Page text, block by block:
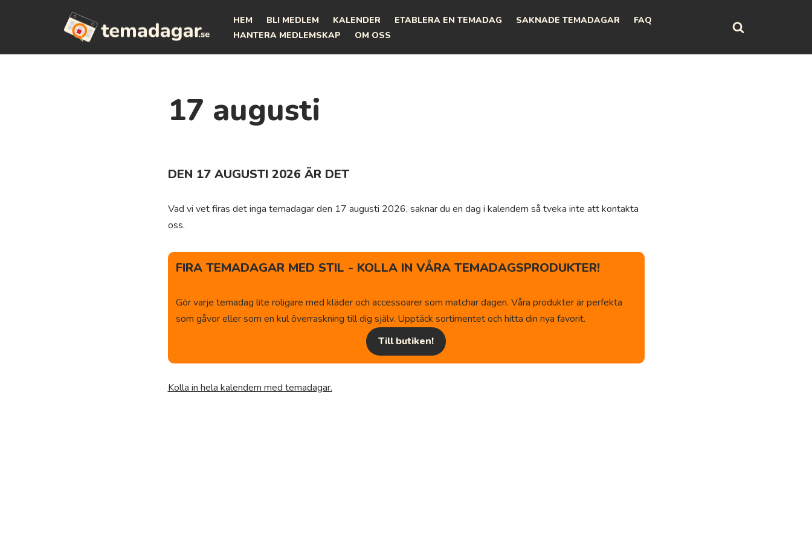
HEM BLI MEDLEM KALENDER ETABLERA EN TEMADAG SAKNADE TEMADAGAR
FAQ
HANTERA MEDLEMSKAP
OM OSS
17 augusti
DEN 17 AUGUSTI 2026 ÄR DET
Vad vi vet firas det inga temadagar den 17 augusti 2026, saknar du en dag i kalendern så tveka inte att kontakta
oss.
FIRA TEMADAGAR MED STIL - KOLLA IN VÅRA TEMADAGSPRODUKTER!
Gör varje temadag lite roligare med kläder och accessoarer som matchar dagen. Våra produkter är perfekta
som gåvor eller som en kul överraskning till dig själv. Upptäck sortimentet och hitta din nya favorit.
Till butiken!
Kolla in hela kalendern med temadagar.